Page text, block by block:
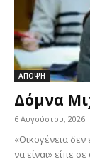
ΑΠΟΨΗ
Δόμνα
6 Αυγούστου, 2026
«Οικογένεια δεν
να είναι» είπε